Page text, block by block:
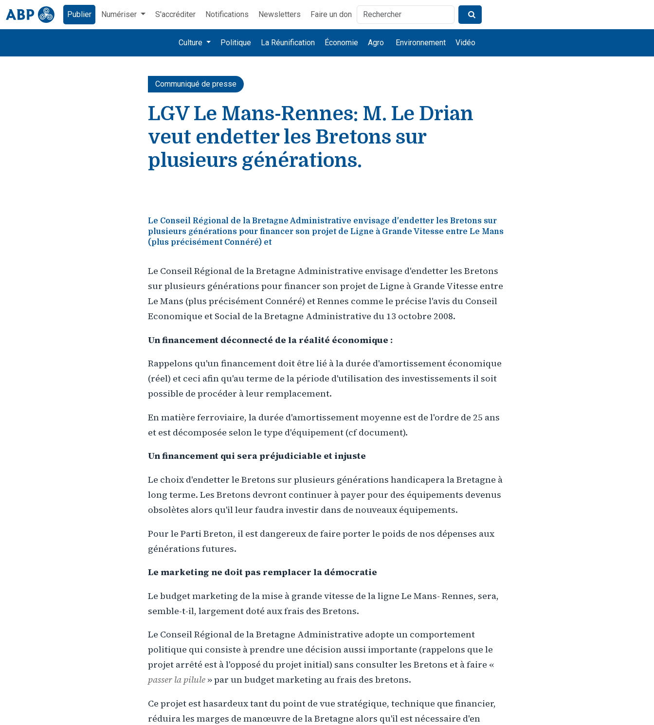
Publier Numériser S'accréditer Notifications Newsletters Faire un don
Culture Politique La Réunification Économie Agro Environnement Vidéo
Communiqué de presse
LGV Le Mans-Rennes: M. Le Drian
veut endetter les Bretons sur
plusieurs générations.
Le Conseil Régional de la Bretagne Administrative envisage d'endetter les Bretons sur
plusieurs générations pour financer son projet de Ligne à Grande Vitesse entre Le Mans
(plus précisément Connéré) et
Le Conseil Régional de la Bretagne Administrative envisage d'endetter les Bretons
sur plusieurs générations pour financer son projet de Ligne à Grande Vitesse entre
Le Mans (plus précisément Connéré) et Rennes comme le précise l'avis du Conseil
Economique et Social de la Bretagne Administrative du 13 octobre 2008.
Un financement déconnecté de la réalité économique :
Rappelons qu'un financement doit être lié à la durée d'amortissement économique
(réel) et ceci afin qu'au terme de la période d'utilisation des investissements il soit
possible de procéder à leur remplacement.
En matière ferroviaire, la durée d'amortissement moyenne est de l'ordre de 25 ans
et est décomposée selon le type d'équipement (cf document).
Un financement qui sera préjudiciable et injuste
Le choix d'endetter le Bretons sur plusieurs générations handicapera la Bretagne à
long terme. Les Bretons devront continuer à payer pour des équipements devenus
obsolètes alors qu'il leur faudra investir dans de nouveaux équipements.
Pour le Parti Breton, il est dangereux de faire porter le poids de nos dépenses aux
générations futures.
Le marketing ne doit pas remplacer la démocratie
Le budget marketing de la mise à grande vitesse de la ligne Le Mans- Rennes, sera,
semble-t-il, largement doté aux frais des Bretons.
Le Conseil Régional de la Bretagne Administrative adopte un comportement
politique qui consiste à prendre une décision aussi importante (rappelons que le
projet arrêté est à l'opposé du projet initial) sans consulter les Bretons et à faire «
passer la pilule » par un budget marketing au frais des bretons.
Ce projet est hasardeux tant du point de vue stratégique, technique que financier,
réduira les marges de manœuvre de la Bretagne alors qu'il est nécessaire d'en